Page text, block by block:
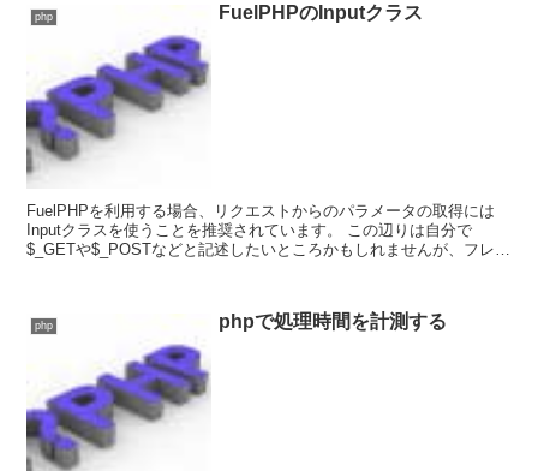
php FuelPHPのInputクラス
FuelPHPを利用する場合、リクエストからのパラメータの取得には
Inputクラスを使うことを推奨されています。 この辺りは自分で
$_GETや$_POSTなどと記述したいところかもしれませんが、フレー
php phpで処理時間を計測する